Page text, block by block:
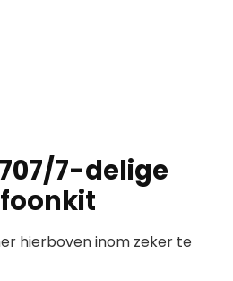
7-delige
hierboven inom zeker te